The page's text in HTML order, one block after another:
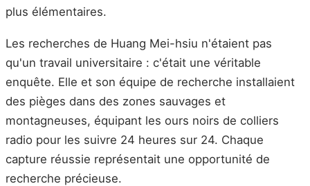
plus élémentaires.
Les recherches de Huang Mei-hsiu n'étaient pas
qu'un travail universitaire : c'était une véritable
enquête. Elle et son équipe de recherche installaient
des pièges dans des zones sauvages et
montagneuses, équipant les ours noirs de colliers
radio pour les suivre 24 heures sur 24. Chaque
capture réussie représentait une opportunité de
recherche précieuse.